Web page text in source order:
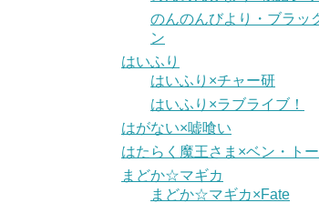
のんのんびより・ブラッ
ン
はいふり
はいふり×チャー研
はいふり×ラブライブ！
はがない×嘘喰い
はたらく魔王さま×ベン・トー
まどか☆マギカ
まどか☆マギカ×Fate